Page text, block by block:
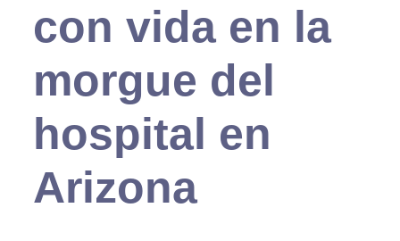
con vida en la
morgue del
hospital en
Arizona